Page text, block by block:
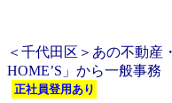
＜千代田区＞あの不動
HOME’S」から一般事務
正社員登用あり